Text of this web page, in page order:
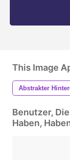
This Image
Abstrakter
Benutzer,
Haben,